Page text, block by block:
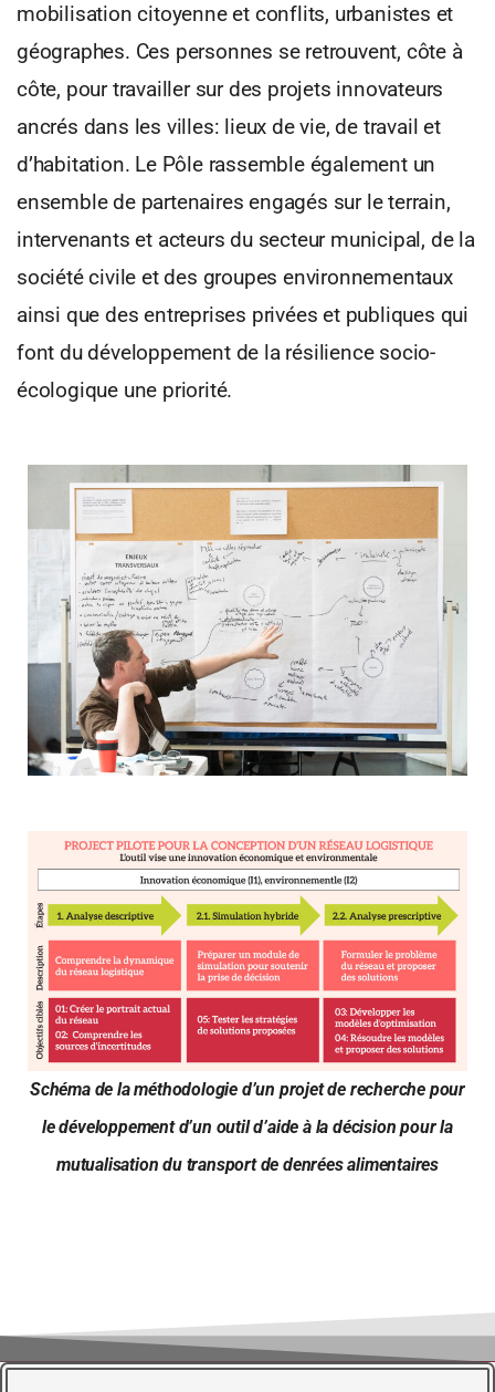
mobilisation citoyenne et conflits, urbanistes et
géographes. Ces personnes se retrouvent, côte à
côte, pour travailler sur des projets innovateurs
ancrés dans les villes: lieux de vie, de travail et
d’habitation. Le Pôle rassemble également un
ensemble de partenaires engagés sur le terrain,
intervenants et acteurs du secteur municipal, de la
société civile et des groupes environnementaux
ainsi que des entreprises privées et publiques qui
font du développement de la résilience socio-
écologique une priorité.
Schéma de la méthodologie d’un projet de recherche pour
le développement d’un outil d’aide à la décision pour la
mutualisation du transport de denrées alimentaires